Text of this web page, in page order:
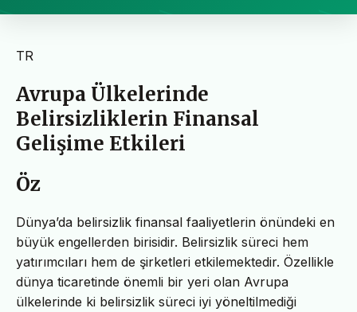
TR
Avrupa Ülkelerinde
Belirsizliklerin Finansal
Gelişime Etkileri
Öz
Dünya’da belirsizlik finansal faaliyetlerin önündeki en
büyük engellerden birisidir. Belirsizlik süreci hem
yatırımcıları hem de şirketleri etkilemektedir. Özellikle
dünya ticaretinde önemli bir yeri olan Avrupa
ülkelerinde ki belirsizlik süreci iyi yöneltilmediği